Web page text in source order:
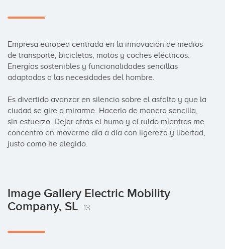
Empresa europea centrada en la innovación de medios
de transporte, bicicletas, motos y coches eléctricos.
Energías sostenibles y funcionalidades sencillas
adaptadas a las necesidades del hombre.
Es divertido avanzar en silencio sobre el asfalto y que la
ciudad se gire a mirarme. Hacerlo de manera sencilla,
sin esfuerzo. Dejar atrás el humo y el ruido mientras me
concentro en moverme día a día con ligereza y libertad,
justo como he elegido.
Image Gallery Electric Mobility
Company, SL
13